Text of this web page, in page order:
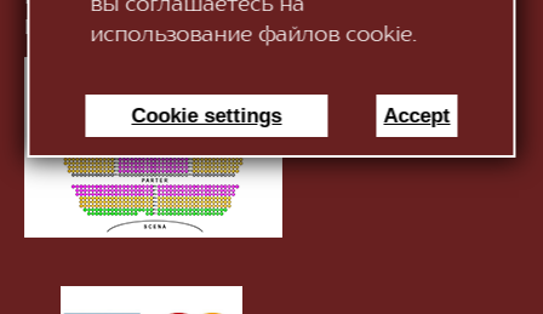
вы соглашаетесь на
использование файлов cookie.
Cookie settings Accept
Информация:infotnob2@gmail.com